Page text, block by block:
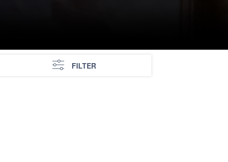
FILTER